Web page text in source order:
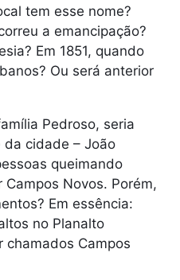
tem esse nome?
a emancipação?
Em 1851, quando
Ou será anterior
Pedroso, seria
da cidade – João
queimando
Novos. Porém,
Em essência:
no Planalto
chamados Campos